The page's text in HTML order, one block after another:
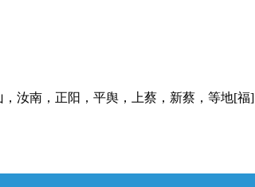
汝南，正阳，平舆，上蔡，新蔡，等地[福]